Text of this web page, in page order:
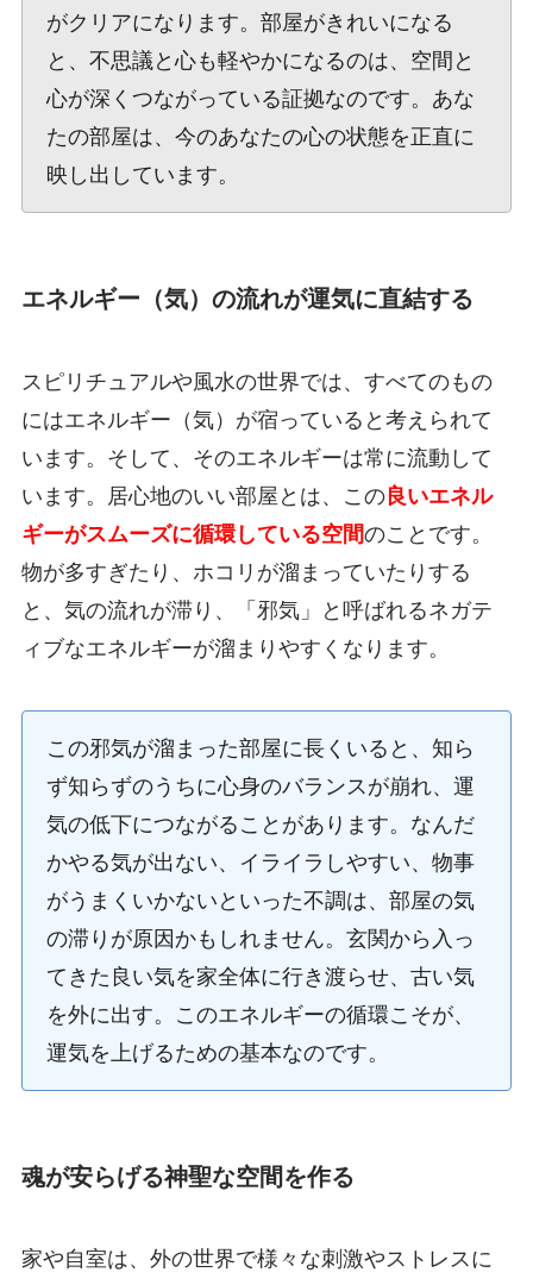
がクリアになります。部屋がきれいになる
と、不思議と心も軽やかになるのは、空間と
心が深くつながっている証拠なのです。あな
たの部屋は、今のあなたの心の状態を正直に
映し出しています。
エネルギー（気）の流れが運気に直結する
スピリチュアルや風水の世界では、すべてのもの
にはエネルギー（気）が宿っていると考えられて
います。そして、そのエネルギーは常に流動して
います。居心地のいい部屋とは、この良いエネル
ギーがスムーズに循環している空間のことです。
物が多すぎたり、ホコリが溜まっていたりする
と、気の流れが滞り、「邪気」と呼ばれるネガテ
ィブなエネルギーが溜まりやすくなります。
この邪気が溜まった部屋に長くいると、知ら
ず知らずのうちに心身のバランスが崩れ、運
気の低下につながることがあります。なんだ
かやる気が出ない、イライラしやすい、物事
がうまくいかないといった不調は、部屋の気
の滞りが原因かもしれません。玄関から入っ
てきた良い気を家全体に行き渡らせ、古い気
を外に出す。このエネルギーの循環こそが、
運気を上げるための基本なのです。
魂が安らげる神聖な空間を作る
家や自室は、外の世界で様々な刺激やストレスに